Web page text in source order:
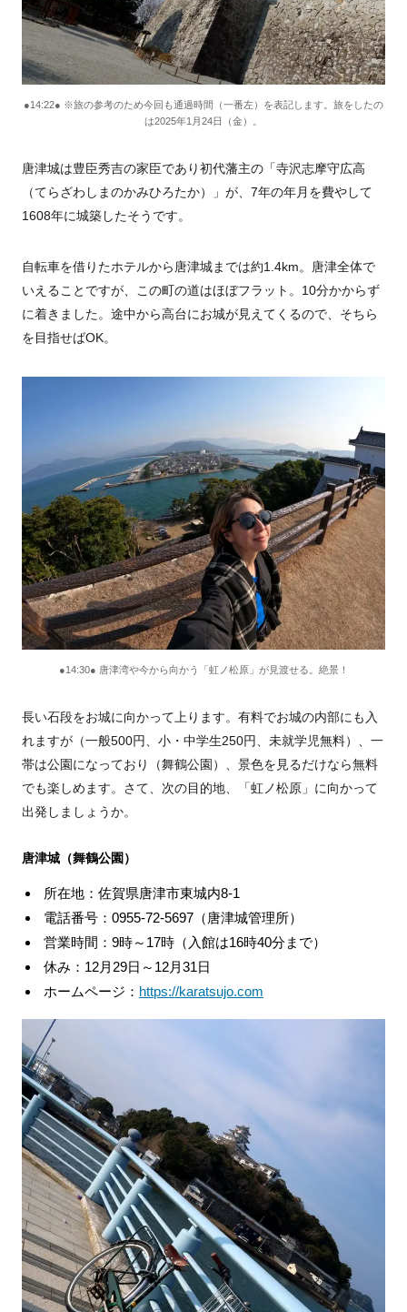
●14:22● ※旅の参考のため今回も通過時間（一番左）を表記します。旅をしたの
は2025年1月24日（金）。
唐津城は豊臣秀吉の家臣であり初代藩主の「寺沢志摩守広高
（てらざわしまのかみひろたか）」が、7年の年月を費やして
1608年に城築したそうです。
自転車を借りたホテルから唐津城までは約1.4km。唐津全体で
いえることですが、この町の道はほぼフラット。10分かからず
に着きました。途中から高台にお城が見えてくるので、そちら
を目指せばOK。
●14:30● 唐津湾や今から向かう「虹ノ松原」が見渡せる。絶景！
長い石段をお城に向かって上ります。有料でお城の内部にも入
れますが（一般500円、小・中学生250円、未就学児無料）、一
帯は公園になっており（舞鶴公園）、景色を見るだけなら無料
でも楽しめます。さて、次の目的地、「虹ノ松原」に向かって
出発しましょうか。
唐津城（舞鶴公園）
所在地：佐賀県唐津市東城内8-1
電話番号：0955-72-5697（唐津城管理所）
営業時間：9時～17時（入館は16時40分まで）
休み：12月29日～12月31日
ホームページ： https://karatsujo.com